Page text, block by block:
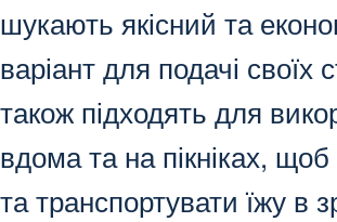
шукають якісний та
варіант для подачі своїх
також підходять для
вдома та на пікніках, щоб
та транспортувати їжу в